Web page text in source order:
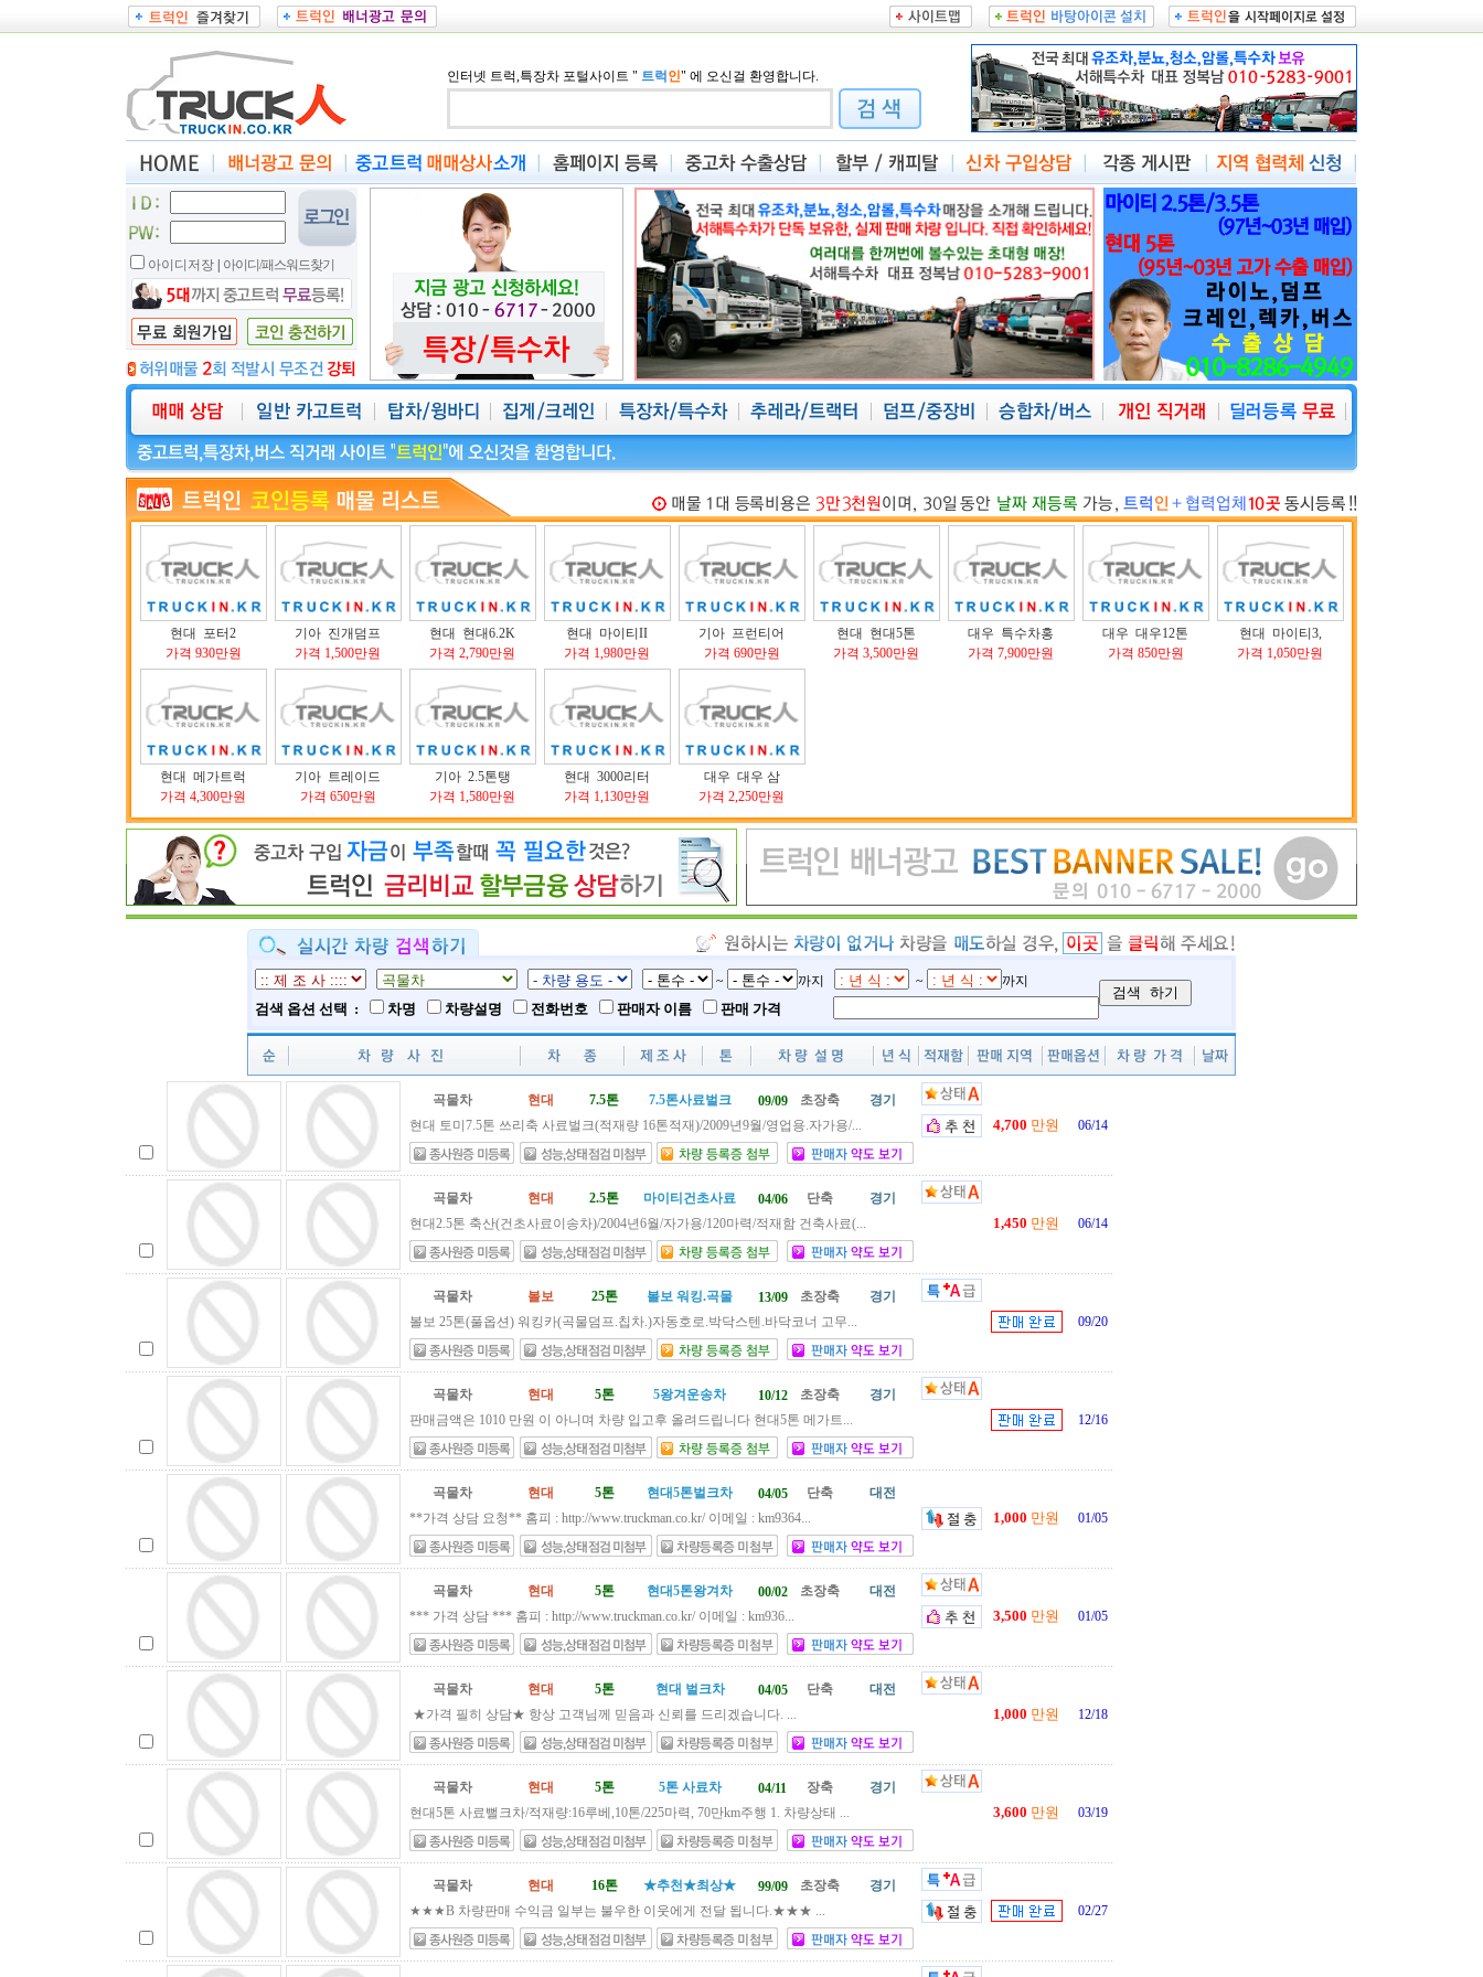
인터넷 트럭,특장차 포털사이트 " 트럭 인" 에 오신걸 환영합니다.
아이디저장 아이디/패스워드찾기
현대 포터2
가격 930만원
기아 진개덤프
가격 1,500만원
현대 현대6.2K
가격 2,790만원
현대 마이티II
가격 1,980만원
기아 프런티어
가격 690만원
현대 현대5톤
가격 3,500만원
대우 특수차홍
가격 7,900만원
대우 대우12톤
가격 850만원
현대 마이티3,
가격 1,050만원
현대 메가트럭
가격 4,300만원
기아 트레이드
가격 650만원
기아 2.5톤탱
가격 1,580만원
현대 3000리터
가격 1,130만원
대우 대우 삼
가격 2,250만원
~ 까지 ~ 까지
검색 옵션 선택 : 차명 차량설명 전화번호 판매자 이름 판매 가격
곡물차 현대 7.5톤 7.5톤사료벌크 09/09 초장축
경기
현대 토미7.5톤 쓰리축 사료벌크(적재량 16톤적재)/2009년9월/영업용.자가용/...
4,700 만원 06/14
곡물차 현대 2.5톤 마이티건초사료 04/06 단축
경기
현대2.5톤 축산(건초사료이송차)/2004년6월/자가용/120마력/적재함 건축사료(...
1,450 만원 06/14
곡물차 볼보 25톤 볼보 워킹.곡물 13/09 초장축
경기
볼보 25톤(풀옵션) 워킹카(곡물덤프.칩차.)자동호로.박닥스텐.바닥코너 고무...
09/20
곡물차 현대 5톤 5왕겨운송차 10/12 초장축
경기
판매금액은 1010 만원 이 아니며 차량 입고후 올려드립니다 현대5톤 메가트...
12/16
곡물차 현대 5톤 현대5톤벌크차 04/05 단축
대전
**가격 상담 요청** 홈피 : http://www.truckman.co.kr/ 이메일 : km9364...
1,000 만원 01/05
곡물차 현대 5톤 현대5톤왕겨차 00/02 초장축
대전
*** 가격 상담 *** 홈피 : http://www.truckman.co.kr/ 이메일 : km936...
3,500 만원 01/05
곡물차 현대 5톤 현대 벌크차 04/05 단축
대전
★가격 필히 상담★ 항상 고객님께 믿음과 신뢰를 드리겠습니다. ...
1,000 만원 12/18
곡물차 현대 5톤 5톤 사료차 04/11 장축
경기
현대5톤 사료뻘크차/적재량:16루베,10톤/225마력, 70만km주행 1. 차량상태 ...
3,600 만원 03/19
곡물차 현대 16톤 ★추천★최상★ 99/09 초장축
경기
★★★B 차량판매 수익금 일부는 불우한 이웃에게 전달 됩니다.★★★ ...
02/27